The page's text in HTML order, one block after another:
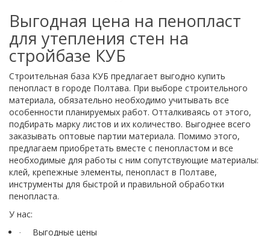
Выгодная цена на пенопласт
для утепления стен на
стройбазе КУБ
Строительная база КУБ предлагает выгодно купить
пенопласт в городе Полтава. При выборе строительного
материала, обязательно необходимо учитывать все
особенности планируемых работ. Отталкиваясь от этого,
подбирать марку листов и их количество. Выгоднее всего
заказывать оптовые партии материала. Помимо этого,
предлагаем приобретать вместе с пенопластом и все
необходимые для работы с ним сопутствующие материалы:
клей, крепежные элементы, пенопласт в Полтаве,
инструменты для быстрой и правильной обработки
пенопласта.
У нас:
· Выгодные цены